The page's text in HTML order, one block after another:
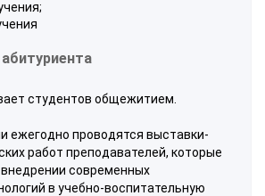
студентов общежитием.
ежегодно проводятся выставки-
работ преподавателей, которые
современных
в учебно-воспитательную